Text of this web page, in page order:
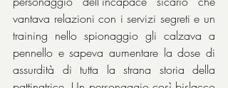
vantava relazioni con i servizi segreti e un
training nello spionaggio gli calzava a
pennello e sapeva aumentare la dose di
assurdità di tutta la strana storia della